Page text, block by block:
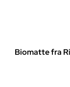
Biomatte fra